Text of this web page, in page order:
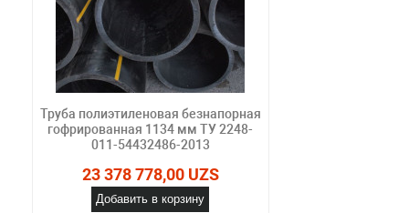
Труба полиэтиленовая безнапорная
гофрированная 1134 мм ТУ 2248-
011-54432486-2013
23 378 778,00 UZS
Добавить в корзину